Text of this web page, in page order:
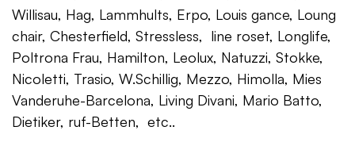
Willisau, Hag, Lammhults, Erpo, Louis gance, Loung
chair, Chesterfield, Stressless, line roset, Longlife,
Poltrona Frau, Hamilton, Leolux, Natuzzi, Stokke,
Nicoletti, Trasio, W.Schillig, Mezzo, Himolla, Mies
Vanderuhe-Barcelona, Living Divani, Mario Batto,
Dietiker, ruf-Betten, etc..